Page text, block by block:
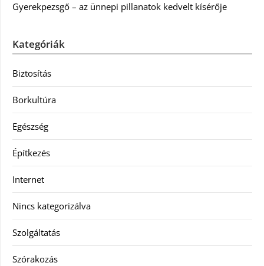
Gyerekpezsgő – az ünnepi pillanatok kedvelt kísérője
Kategóriák
Biztosítás
Borkultúra
Egészség
Építkezés
Internet
Nincs kategorizálva
Szolgáltatás
Szórakozás